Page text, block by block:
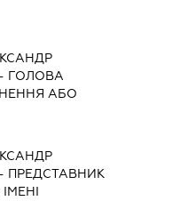
- ГОЛОВА
АБО
- ПРЕДСТАВНИК